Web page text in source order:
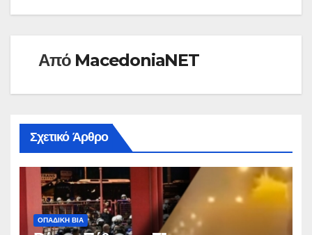
Από MacedoniaNET
Σχετικό Άρθρο
ΟΠΑΔΙΚΉ ΒΊΑ